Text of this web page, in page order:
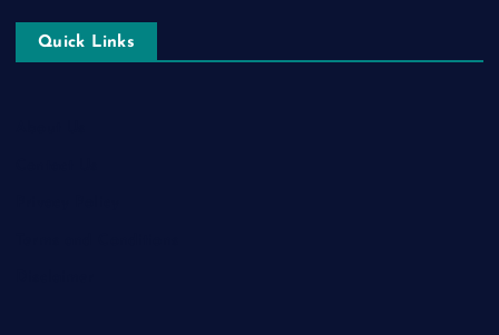
Quick Links